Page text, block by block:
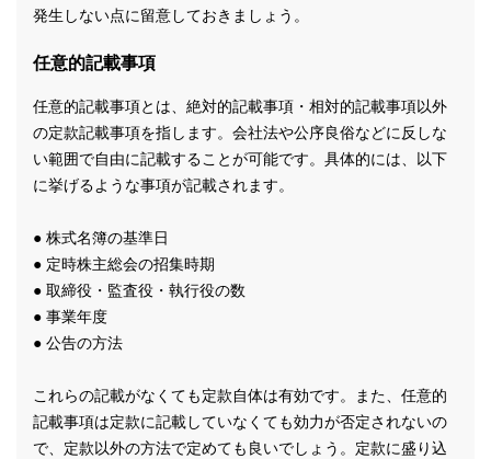
発生しない点に留意しておきましょう。
任意的記載事項
任意的記載事項とは、絶対的記載事項・相対的記載事項以外
の定款記載事項を指します。会社法や公序良俗などに反しな
い範囲で自由に記載することが可能です。具体的には、以下
に挙げるような事項が記載されます。
● 株式名簿の基準日
● 定時株主総会の招集時期
● 取締役・監査役・執行役の数
● 事業年度
● 公告の方法
これらの記載がなくても定款自体は有効です。また、任意的
記載事項は定款に記載していなくても効力が否定されないの
で、定款以外の方法で定めても良いでしょう。定款に盛り込